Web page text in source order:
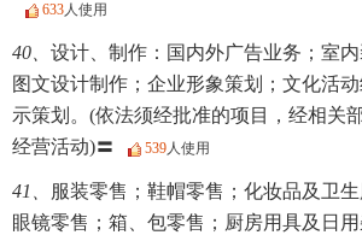
633人使用
40、 设计、制作：国内外广告业务；室内
图文设计制作；企业形象策划；文化活
示策划。(依法须经批准的项目，经相关
经营活动)〓
539人使用
41、
服装零售；鞋帽零售；化妆品及卫生
眼镜零售；箱、包零售；厨房用具及日